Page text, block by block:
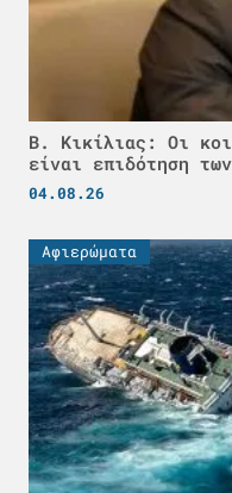
Β. Κικίλιας: Οι
είναι επιδότηση
04.08.26
Αφιερώματα